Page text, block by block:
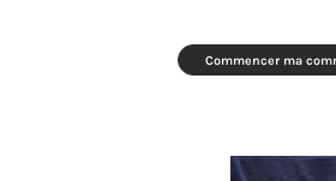
Commencer ma